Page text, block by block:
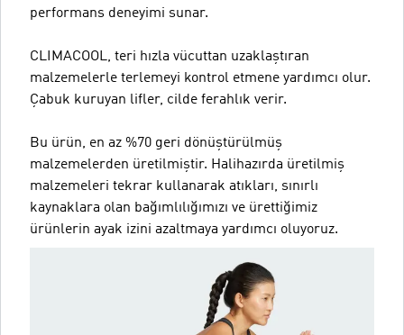
performans deneyimi sunar.
CLIMACOOL, teri hızla vücuttan uzaklaştıran
malzemelerle terlemeyi kontrol etmene yardımcı olur.
Çabuk kuruyan lifler, cilde ferahlık verir.
Bu ürün, en az %70 geri dönüştürülmüş
malzemelerden üretilmiştir. Halihazırda üretilmiş
malzemeleri tekrar kullanarak atıkları, sınırlı
kaynaklara olan bağımlılığımızı ve ürettiğimiz
ürünlerin ayak izini azaltmaya yardımcı oluyoruz.